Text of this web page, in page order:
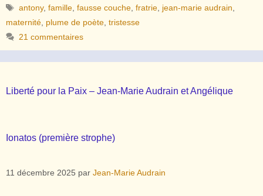
Étiquettes
antony,famille ,fausse couche ,fratrie jean-marie audrain
maternité plume de poète tristesse
21 commentaires
Liberté pour la Paix – Jean-Marie Audrain et Angélique
Ionatos (première strophe)
11 décembre 2025 par Jean-Marie Audrain